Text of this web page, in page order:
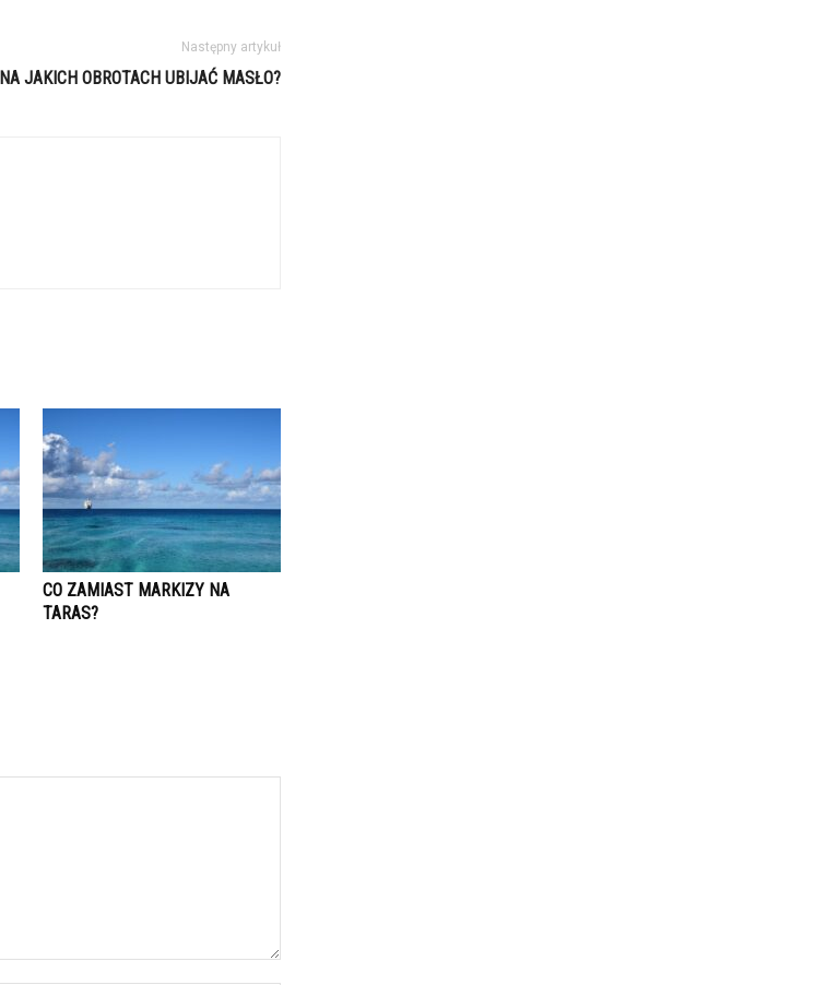
Następny artykuł
NA JAKICH OBROTACH UBIJAĆ MASŁO?
CO ZAMIAST MARKIZY NA
TARAS?